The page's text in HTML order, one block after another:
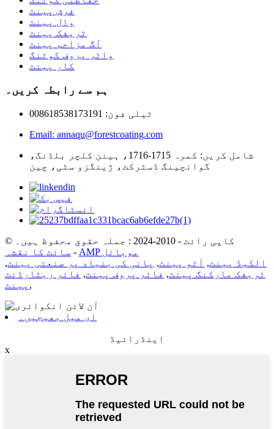
فرش پینٹ
وال پینٹ
ٹریفک پینٹ
آگ مزاحم پینٹ
واٹر پروف کوٹنگ
کار پینٹ
ہم سے رابطہ کریں۔
ٹیلی فون: 008618538173191
Email: annaqu@forestcoating.com
شامل کریں: کمرہ 1715-1716، ہینن کلچر بلڈنگ،
گوانچینگ ڈسٹرکٹ، ژینگزو سٹی، چین
© کاپی رائٹ - 2010-2024 : جملہ حقوق محفوظ ہیں۔
سائٹ کا نقشہ -
AMP موبائل
الکیڈ پینٹ, آٹو پینٹ, پانی کی بنیاد پر صنعتی پینٹ,
ٹریفک مارکنگ پینٹ, فائر پروف پینٹ, فائر ریٹارڈنٹ
پینٹ ,
ای میل بھیجیں۔
اینڈرائیڈ
x